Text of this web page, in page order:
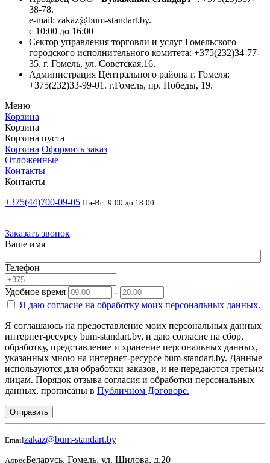
38-78.
e-mail: zakaz@bum-standart.by.
с 10:00 до 16:00
Сектор управления торговли и услуг Гомельского
городского исполнительного комитета: +375(232)34-77-
35. г. Гомель, ул. Советская,16.
Администрация Центрального района г. Гомеля:
+375(232)33-99-01. г.Гомель, пр. Победы, 19.
Меню
Корзина
Корзина
Корзина пуста
Корзина Оформить заказ
Отложенные
Контакты
Контакты
+375(44)700-09-05 Пн-Вс: 9:00 до 18:00
Заказать звонок
Ваше имя
Телефон
Удобное время
-
Я даю согласие на обработку моих персональных данных.
Я соглашаюсь на предоставление моих персональных данных
интернет-ресурсу bum-standart.by, и даю согласие на сбор,
обработку, представление и хранение персональных данных,
указанных мною на интернет-ресурсе bum-standart.by. Данные
используются для обработки заказов, и не передаются третьим
лицам. Порядок отзыва согласия и обработки персональных
данных, прописаны в Публичном Договоре.
Отправить
Emailzakaz@bum-standart.by
АдресБеларусь, Гомель, ул. Шилова, д.20